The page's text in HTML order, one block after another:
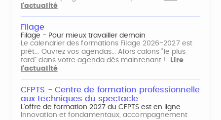
l'actualité
Filage
Filage - Pour mieux travailler demain
Le calendrier des formations Filage 2026-2027 est
prêt... Ouvrez vos agendas... Alors calons "le plus
tard" dans votre agenda dès maintenant !
Lire
l'actualité
CFPTS - Centre de formation professionnelle
aux techniques du spectacle
L’offre de formation 2027 du CFPTS est en ligne
Innovation et fondamentaux, accompagnement